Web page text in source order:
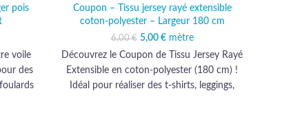
pois
:
est :
€.voile
des
Coupon – Tissu jersey rayé extensible
coton-polyester – Largeur 180 cm
6,00€
Le prix initial était :
6,00 €.
5,00 € Le prix actuel est :
5,00 €.
mètre
Découvrez le Coupon de Tissu Jersey Rayé
Extensible en coton-polyester (180 cm) !
Idéal pour réaliser des t-shirts, leggings,